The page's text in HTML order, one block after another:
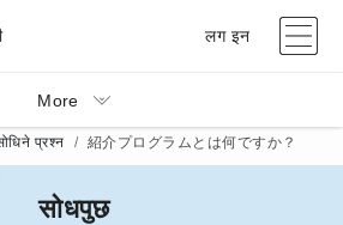
लग इन
More
प्रश्न 紹介プログラムとは何ですか？
सोधपुछ